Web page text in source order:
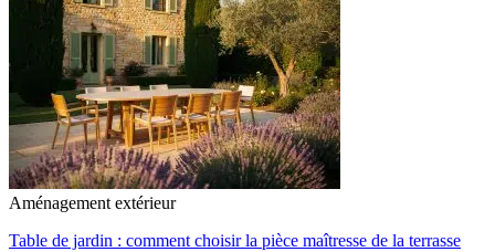
Aménagement extérieur
Table de jardin : comment choisir la pièce maîtresse de la terrasse